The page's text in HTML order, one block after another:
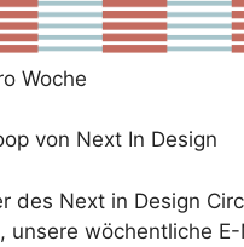
Woche
von Next In Design
des Next in Design
unsere wöchentliche